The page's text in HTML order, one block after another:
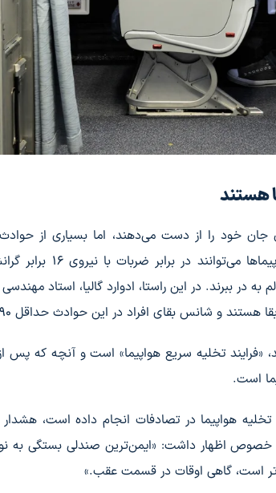
هستند
جان خود را از دست می‌دهند، اما بسیاری از
در ببرند. در این راستا، ادوارد گالیا، استاد
و شانس بقای افراد در این حوادث حداقل 90 درصد است.
«فرایند تخلیه سریع هواپیما» است و آنچه که پس
است.
تخلیه هواپیما در تصادفات انجام داده است،
خصوص اظهار داشت: «ایمن‌ترین صندلی بستگی به
است، گاهی اوقات در قسمت عقب.»